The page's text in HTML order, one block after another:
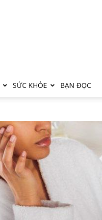
SỨC KHỎE BẠN ĐỌC